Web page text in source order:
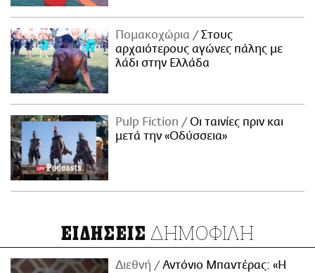
Πομακοχώρια
Στους
αρχαιότερους αγώνες πάλης με
λάδι στην Ελλάδα
Pulp Fiction
Οι ταινίες πριν και
μετά την «Οδύσσεια»
ΕΙΔΗΣΕΙΣ ΔΗΜΟΦΙΛΗ
Διεθνή Αντόνιο Μπαντέρας: «Η